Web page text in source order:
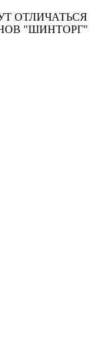
ОТЛИЧАТЬСЯ
"ШИНТОРГ"